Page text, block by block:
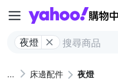
夜燈
床邊配件 夜燈